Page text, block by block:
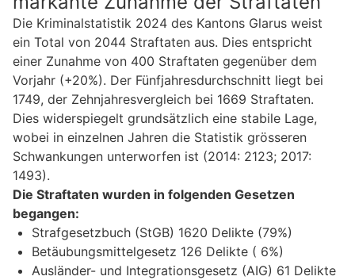
Die Kriminalstatistik 2024 des Kantons Glarus weist
ein Total von 2044 Straftaten aus. Dies entspricht
einer Zunahme von 400 Straftaten gegenüber dem
Vorjahr (+20%). Der Fünfjahresdurchschnitt liegt bei
1749, der Zehnjahresvergleich bei 1669 Straftaten.
Dies widerspiegelt grundsätzlich eine stabile Lage,
wobei in einzelnen Jahren die Statistik grösseren
Schwankungen unterworfen ist (2014: 2123; 2017:
1493).
Die Straftaten wurden in folgenden Gesetzen
begangen:
Strafgesetzbuch (StGB) 1620 Delikte (79%)
Betäubungsmittelgesetz 126 Delikte ( 6%)
Ausländer- und Integrationsgesetz (AIG) 61 Delikte